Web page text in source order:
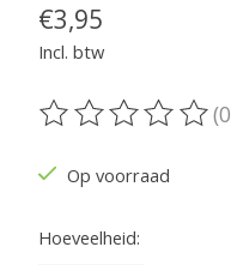
€3,95
Incl. btw
De beoordeling
Op voorraad
Hoeveelheid: